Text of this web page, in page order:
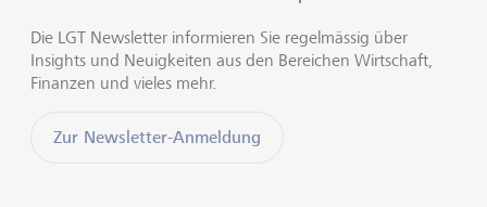
Die LGT Newsletter informieren Sie regelmässig über
Insights und Neuigkeiten aus den Bereichen Wirtschaft,
Finanzen und vieles mehr.
Zur Newsletter-Anmeldung